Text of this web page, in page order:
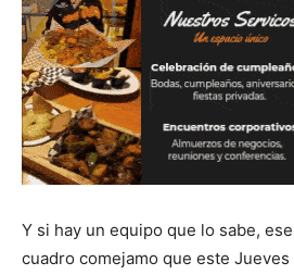
Y si hay un equipo que lo sabe,
cuadro comejamo que este